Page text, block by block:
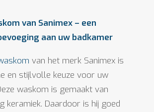
van Sanimex – een
aan uw badkamer
van het merk Sanimex is
en stijlvolle keuze voor uw
waskom is gemaakt van
keramiek. Daardoor is hij goed